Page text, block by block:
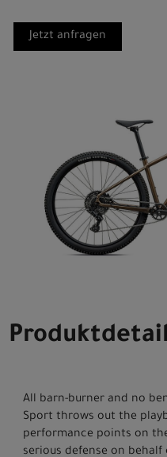
Jetzt anfragen
All barn-burner and no
Sport throws out the
performance points on
serious defense on behalf